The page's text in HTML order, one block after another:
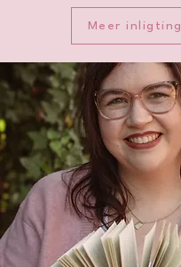
Meer inligting